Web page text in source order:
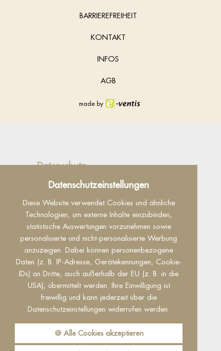
Datenschutzeinstellungen
Diese Website verwendet Cookies und ähnliche
Technologien, um externe Inhalte einzubinden,
statistische Auswertungen vorzunehmen sowie
personalisierte und nicht-personalisierte Werbung
anzuzeigen. Dabei können personenbezogene
Daten (z. B. IP-Adresse, Gerätekennungen, Cookie-
IDs) an Dritte, auch außerhalb der EU (z. B. in die
USA), übermittelt werden. Ihre Einwilligung ist
freiwillig und kann jederzeit über die
Datenschutzeinstellungen widerrufen werden.
🍪 Alle Cookies akzeptieren
BARRIEREFREIHEIT
KONTAKT
INFOS
AGB
made by
Datenschutz
Dieser Inhalt ist nur sichtbar wenn Sie Cookies
von "Facebook" akzeptieren.
Akzeptieren Einstellungen
Reguest Messenger
Wenn Sie den Messenger nutzen möchten
müssen Sie die Cookies von Reguest
akzeptieren!